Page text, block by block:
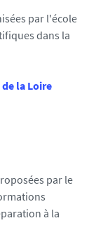
par l'école
dans la
la Loire
par le
à la